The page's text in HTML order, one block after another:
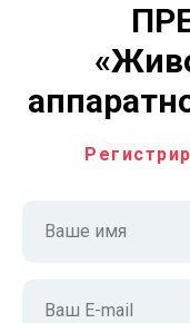
Ваше имя
Ваш E-mail